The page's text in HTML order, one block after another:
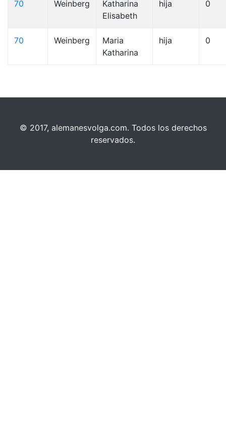
70 Weinberg
Katharina
Elisabeth
hija 0
70 Weinberg
Maria
Katharina
hija 0
© 2017, alemanesvolga.com. Todos los derechos
reservados.